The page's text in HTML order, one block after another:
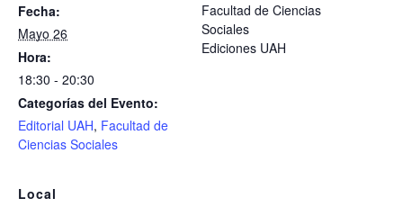
Fecha:
Mayo 26
Hora:
18:30 - 20:30
Categorías del Evento:
Editorial UAH, Facultad de
Ciencias Sociales
Facultad de Ciencias
Sociales
Ediciones UAH
Local